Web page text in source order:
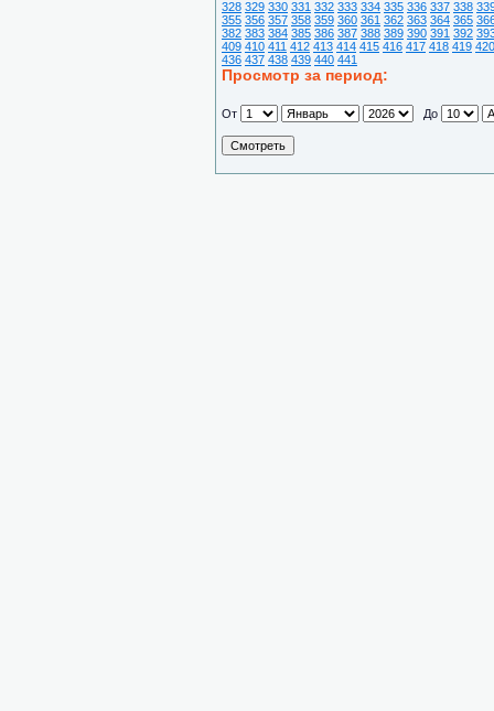
328 329 330 331 332 333 334 335 336 337 338
355 356 357 358 359 360 361 362 363 364 365
382 383 384 385 386 387 388 389 390 391 392
409 410 411 412 413 414 415 416 417 418 419 420
436 437 438 439 440 441
Просмотр за период:
От До